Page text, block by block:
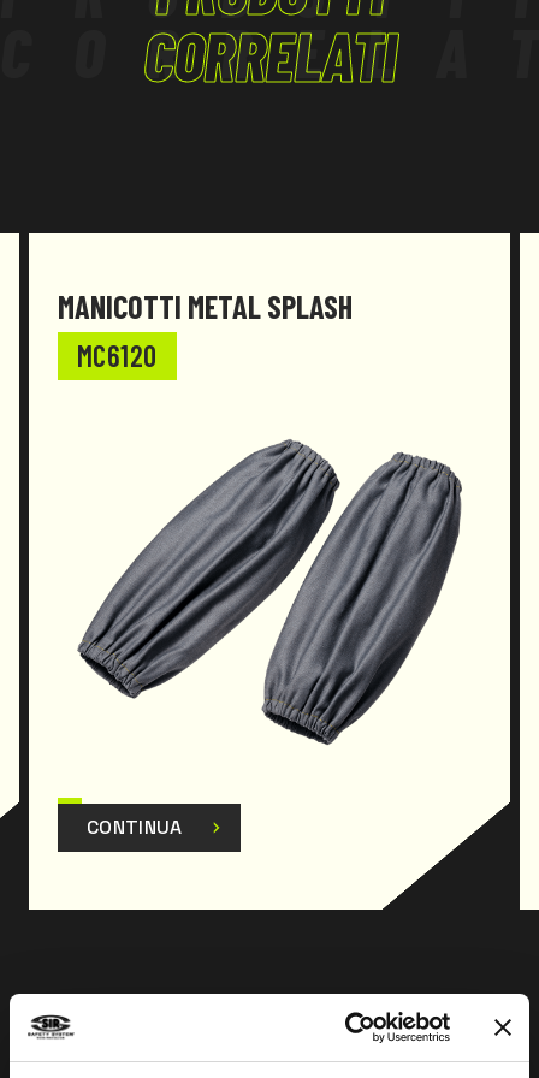
CORRELATI
MANICOTTI METAL SPLASH
MC6120
CONTINUA